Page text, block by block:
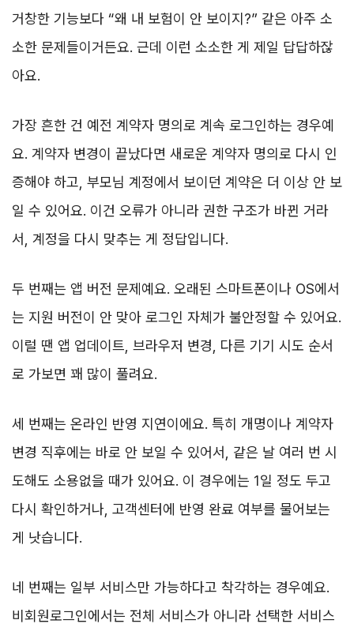
거창한 기능보다 “왜 내 보험이 안 보이지?” 같은 아주 소
소한 문제들이거든요. 근데 이런 소소한 게 제일 답답하잖
아요.
가장 흔한 건 예전 계약자 명의로 계속 로그인하는 경우예
요. 계약자 변경이 끝났다면 새로운 계약자 명의로 다시 인
증해야 하고, 부모님 계정에서 보이던 계약은 더 이상 안 보
일 수 있어요. 이건 오류가 아니라 권한 구조가 바뀐 거라
서, 계정을 다시 맞추는 게 정답입니다.
두 번째는 앱 버전 문제예요. 오래된 스마트폰이나 OS에서
는 지원 버전이 안 맞아 로그인 자체가 불안정할 수 있어요.
이럴 땐 앱 업데이트, 브라우저 변경, 다른 기기 시도 순서
로 가보면 꽤 많이 풀려요.
세 번째는 온라인 반영 지연이에요. 특히 개명이나 계약자
변경 직후에는 바로 안 보일 수 있어서, 같은 날 여러 번 시
도해도 소용없을 때가 있어요. 이 경우에는 1일 정도 두고
다시 확인하거나, 고객센터에 반영 완료 여부를 물어보는
게 낫습니다.
네 번째는 일부 서비스만 가능하다고 착각하는 경우예요.
비회원로그인에서는 전체 서비스가 아니라 선택한 서비스